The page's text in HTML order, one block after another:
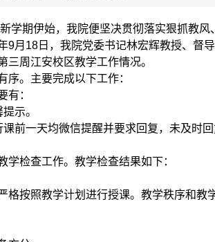
新学期伊始，我院便坚决贯彻落实狠抓教风
9月 18 日，我院党委书记林宏辉教授、督导
三周 江安校区教学工作情况。
序。 主要完成以下工作：
有：
提示。
课前一天均微信提醒并要求回复， 未及时
学检查工作。 教学检查结果如下：
格按照教学计划进行授课。教学秩序和教